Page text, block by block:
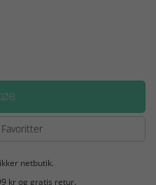
netbutik.
kr og gratis retur.